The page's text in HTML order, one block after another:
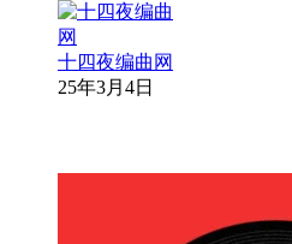
十四夜编曲网
25年3月4日